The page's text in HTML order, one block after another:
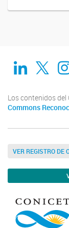
Los contenidos del
Commons
VER REGISTRO DE